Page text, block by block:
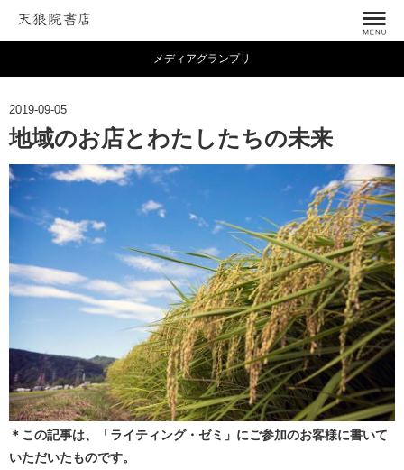
メディアグランプリ
2019-09-05
地域のお店とわたしたちの未来
＊この記事は、「ライティング・ゼミ」にご参加のお客様に書いて
いただいたものです。